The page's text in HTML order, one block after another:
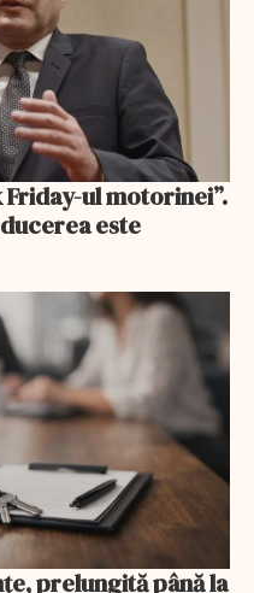
ul motorinei”.
este
prelungită până la